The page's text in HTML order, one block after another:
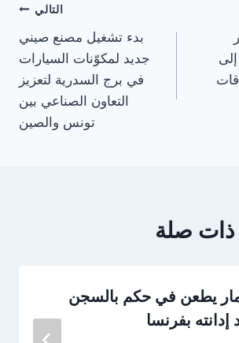
التالي
بدء تشغيل مصنع صيني
جديد لمكوّنات السيارات
في برج السدرية لتعزيز
التعاون الصناعي بين
تونس والصين
صلة
يطعن في حكم بالسجن
إدانته بفرنسا